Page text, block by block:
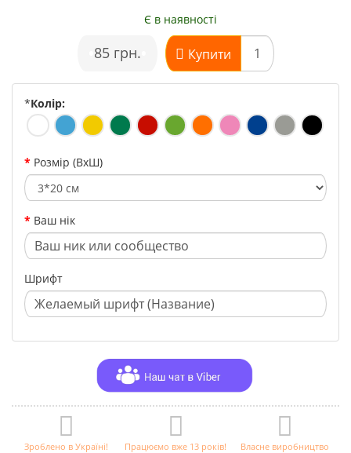
Є в наявності
85 грн. Купити
*Колір:
Розмір (ВхШ)
Ваш нік
Шрифт
Зроблено в Україні! Працюємо вже 13 років! Власне виробництво